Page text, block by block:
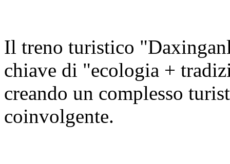
Il treno turistico
chiave di "ecologia +
creando un complesso
coinvolgente.